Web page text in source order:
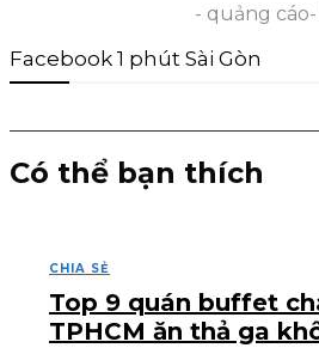
- quảng cáo-
Facebook 1 phút Sài Gòn
Có thể bạn thích
CHIA SẺ
Top 9 quán buffet
TPHCM ăn thả ga